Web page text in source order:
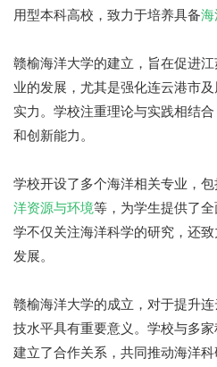
用型本科高校，致力于培养具备
赣榆海洋大学的建立，旨在促进
业的发展，尤其是强化连云港市
实力。学校注重理论与实践相结
和创新能力。
学校开设了多个海洋相关专业，包
洋资源与环境等，为学生提供了
学不仅关注海洋科学的研究，还
发展。
赣榆海洋大学的成立，对于提升
技水平具有重要意义。学校与多
建立了合作关系，共同推动海洋科